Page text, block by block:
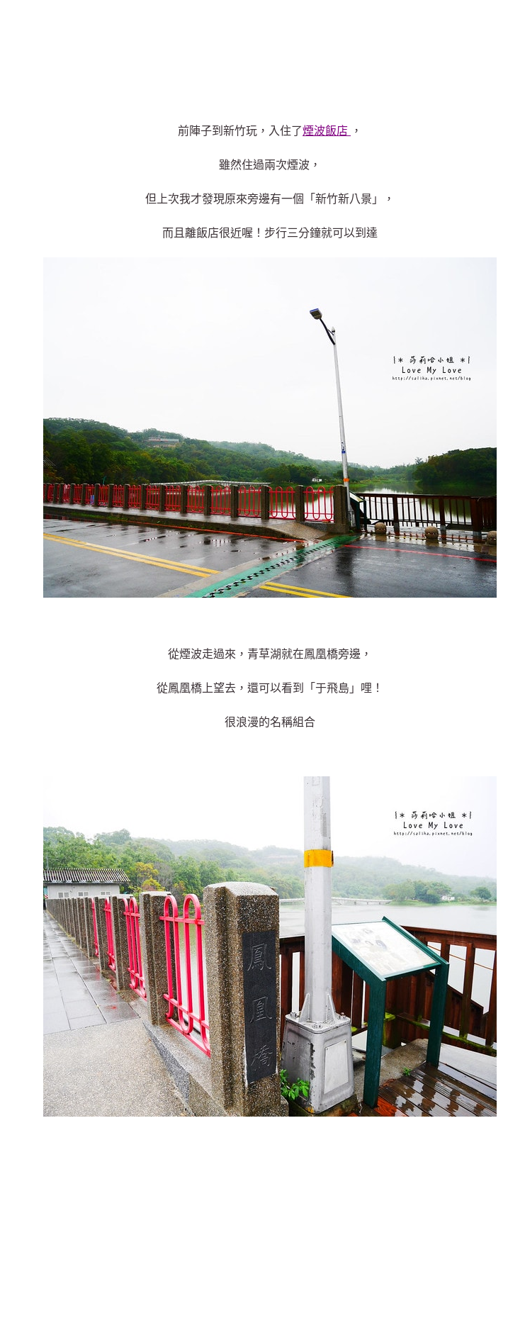
前陣子到新竹玩，入住了煙波飯店 ，
雖然住過兩次煙波，
但上次我才發現原來旁邊有一個「新竹新八景」，
而且離飯店很近喔！步行三分鐘就可以到達
從煙波走過來，青草湖就在鳳凰橋旁邊，
從鳳凰橋上望去，還可以看到「于飛島」哩！
很浪漫的名稱組合